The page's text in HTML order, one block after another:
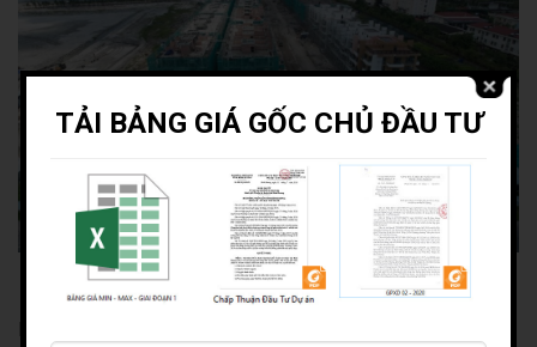
TẢI BẢNG GIÁ GỐC CHỦ ĐẦU TƯ